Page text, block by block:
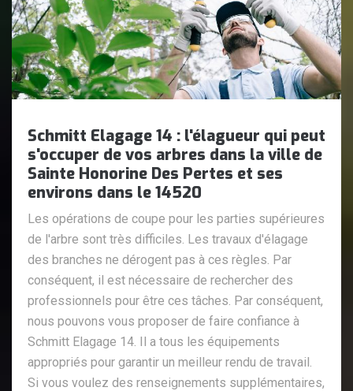
Schmitt Elagage 14 : l'élagueur qui peut
s'occuper de vos arbres dans la ville de
Sainte Honorine Des Pertes et ses
environs dans le 14520
Les opérations de coupe pour les parties supérieures
de l'arbre sont très difficiles. Les travaux d'élagage
des branches ne dérogent pas à ces règles. Par
conséquent, il est nécessaire de rechercher des
professionnels pour être ces tâches. Par conséquent,
nous pouvons vous proposer de faire confiance à
Schmitt Elagage 14. Il a tous les équipements
appropriés pour garantir un meilleur rendu de travail.
Si vous voulez des renseignements supplémentaires,